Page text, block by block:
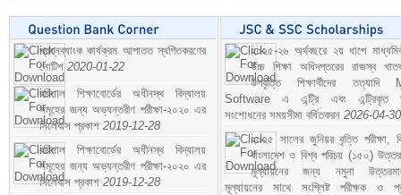
প্রশ্নব্যাংক কার্যক্রম আপাতত স্থগিতকরণের
নোটিশ 2020-01-22
বরিশাল শিক্ষাবোর্ডের অধীনস্থ বিদ্যালয়
সমূহের জন্য অভ্যন্তরীণ পরীক্ষা-২০২০ এর
সিলেবাস প্রকাশ 2019-12-28
বরিশাল শিক্ষাবোর্ডের অধীনস্থ বিদ্যালয়
সমূহের জন্য অভ্যন্তরীণ পরীক্ষা-২০২০ এর
সিলেবাস প্রকাশ 2019-12-28
২০২৫-২৬ অর্থবছরে ২য় ধাপে
উচ্চ শিক্ষা অধিদপ্তরের রাজস্ব
উপবৃত্তি শিক্ষার্থীদের তত্যাদি
Software এ এন্ট্রি এবং এন্ট্রিকৃত
সংশোধনের সময়সীমা বর্ধিতকরন 2026-04-30
২০২৫ সালের জুনিয়র বৃত্তি পরীক্ষা,
বাংলাদেশ ও বিশ্ব পরিচয় (১৫০)
মূল্যায়নের জন্য নমুনা
মূল্যায়নের সাথে সংশ্লিষ্ট পরীক্ষক ও